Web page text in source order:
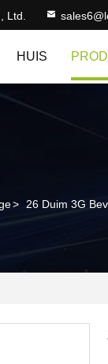
Ltd.
HUIS
> 26 Duim 3G